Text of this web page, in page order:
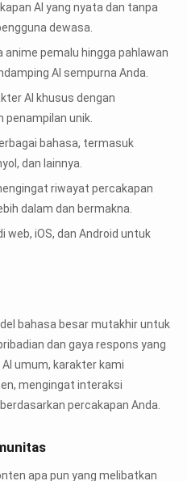
AI yang nyata dan tanpa
dewasa.
anime pemalu hingga pahlawan
AI sempurna Anda.
AI khusus dengan
penampilan unik.
bahasa, termasuk
dan lainnya.
riwayat percakapan
dalam dan bermakna.
web, iOS, dan Android untuk
bahasa besar mutakhir untuk
dan gaya respons yang
umum, karakter kami
mengingat interaksi
percakapan Anda.
apa pun yang melibatkan